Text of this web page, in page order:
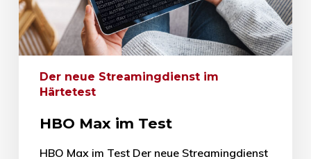
Der neue Streamingdienst im
Härtetest
HBO Max im Test
HBO Max im Test Der neue Streamingdienst